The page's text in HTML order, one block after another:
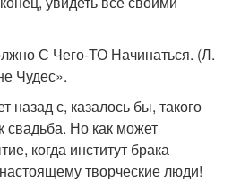
С Чего-ТО Начинаться. (Л.
Чудес».
назад с, казалось бы, такого
свадьба. Но как может
когда институт брака
творческие люди!